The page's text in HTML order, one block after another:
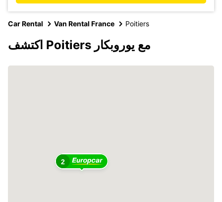
Car Rental Van Rental France Poitiers
اكتشف Poitiers مع يوروبكار
2